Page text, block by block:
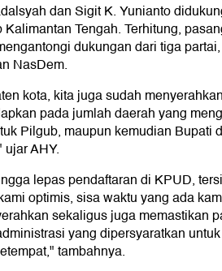
dan Sigit K. Yunianto
Tengah. Terhitung,
dukungan dari tiga partai,
NasDem.
kota, kita juga sudah
pada jumlah daerah yang
Pilgub, maupun kemudian Bupati
AHY.
lepas pendaftaran di KPUD,
optimis, sisa waktu yang ada
sekaligus juga memastikan
yang dipersyaratkan untuk
tambahnya.